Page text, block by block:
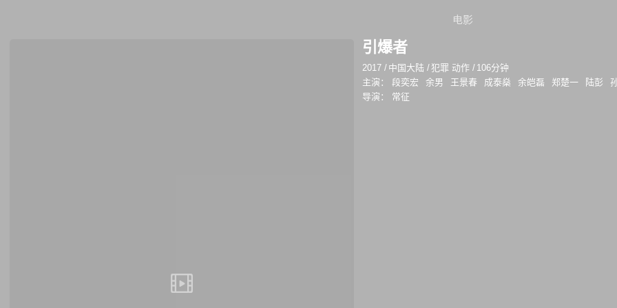
电影
引爆者
2017 / 中国大陆 /犯罪 动作 / 106分钟
主演：
段奕宏 余男 王景春 成泰燊 余皑磊 郑楚一 陆彭
导演：
常征